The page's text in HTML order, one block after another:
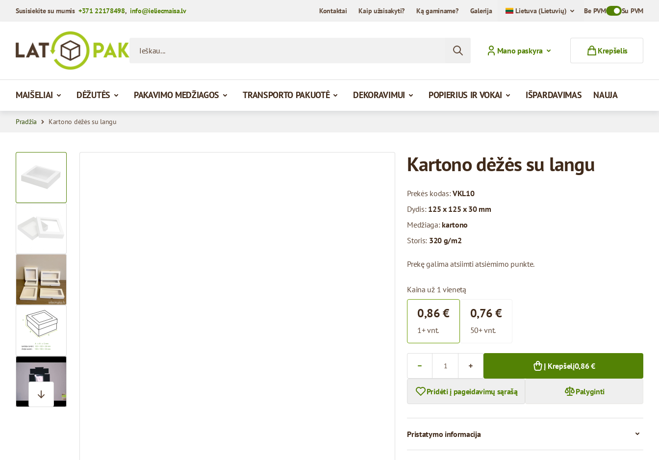
Susisiekite su mumis +371 22178498, info@ieliecmaisa.lv Kontaktai Kaip užsisakyti? Ką gaminame? Galerija Lietuva (Lietuvių) Be PVMToggle VAT
Su PVM
Mano paskyra Krepšelis
MAIŠELIAI DĖŽUTĖS PAKAVIMO MEDŽIAGOS TRANSPORTO PAKUOTĖ DEKORAVIMUI POPIERIUS IR VOKAI IŠPARDAVIMAS NAUJA
Pradžia Kartono dėžės su langu
View larger image
View larger image
Kartono dėžės su langu
Prekės kodas:VKL10
Dydis: 125 x 125 x 30 mm
Medžiaga: kartono
Storis: 320 g/m2
Prekę galima atsiimti atsiėmimo punkte.
Kaina už 1 vienetą
0,86 €
1+ vnt.
0,76 €
50+ vnt.
Į Krepšelį0,86 €
Pridėti į pageidavimų sąrašą Palyginti
Pristatymo informacija